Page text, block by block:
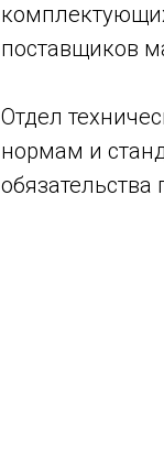
поставщиков
Отдел
нормам и